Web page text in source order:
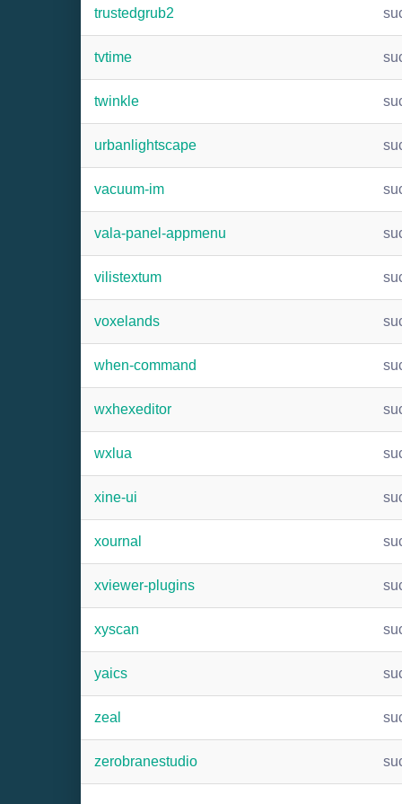
trustedgrub2
tvtime
twinkle
urbanlightscape
vacuum-im
vala-panel-appmenu
vilistextum
voxelands
when-command
wxhexeditor
wxlua
xine-ui
xournal
xviewer-plugins
xyscan
yaics
zeal
zerobranestudio